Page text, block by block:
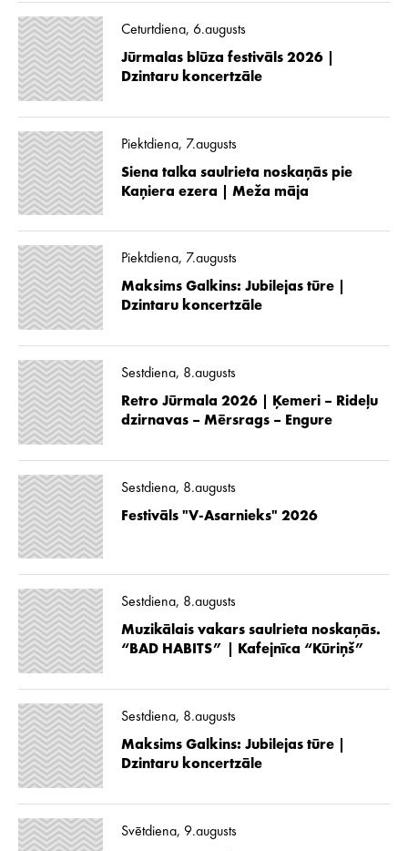
Ceturtdiena, 6.augusts
Jūrmalas blūza festivāls 2026 |
Dzintaru koncertzāle
Piektdiena, 7.augusts
Siena talka saulrieta noskaņās pie
Kaņiera ezera | Meža māja
Piektdiena, 7.augusts
Maksims Galkins: Jubilejas tūre |
Dzintaru koncertzāle
Sestdiena, 8.augusts
Retro Jūrmala 2026 | Ķemeri – Rideļu
dzirnavas – Mērsrags – Engure
Sestdiena, 8.augusts
Festivāls "V-Asarnieks" 2026
Sestdiena, 8.augusts
Muzikālais vakars saulrieta noskaņās.
“BAD HABITS” | Kafejnīca “Kūriņš”
Sestdiena, 8.augusts
Maksims Galkins: Jubilejas tūre |
Dzintaru koncertzāle
Svētdiena, 9.augusts